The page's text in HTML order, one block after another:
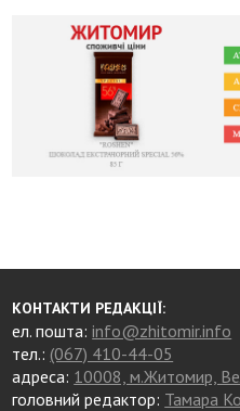
КОНТАКТИ РЕДАКЦІЇ:
ел. пошта:info@zhitomir.info
тел.: (067) 410-44-05
адреса: 10008, м.Житомир,
головний редактор: Тамара